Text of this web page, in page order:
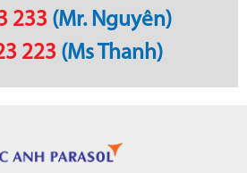
233 (Mr. Nguyên)
223 (Ms Thanh)